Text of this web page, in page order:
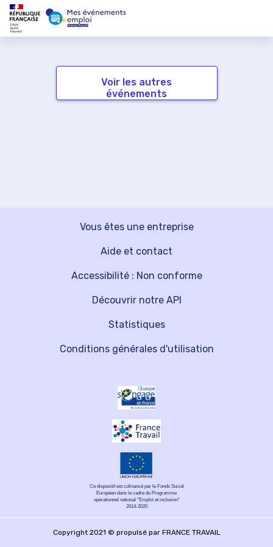
Voir les autres
événements
Vous êtes une entreprise
Découvrir notre API
Aide et contact
Statistiques
Accessibilité : Non conforme
Conditions générales d'utilisation
Ce dispositif est cofinancé par le Fonds Social
Européen dans le cadre du Programme
opérationnel national "Emploi et inclusion"
2014-2020
Copyright 2021 © propulsé par FRANCE TRAVAIL